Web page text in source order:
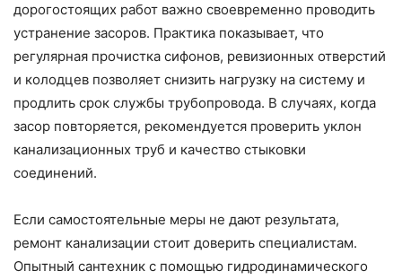
дорогостоящих работ важно своевременно проводить
устранение засоров. Практика показывает, что
регулярная прочистка сифонов, ревизионных отверстий
и колодцев позволяет снизить нагрузку на систему и
продлить срок службы трубопровода. В случаях, когда
засор повторяется, рекомендуется проверить уклон
канализационных труб и качество стыковки
соединений.
Если самостоятельные меры не дают результата,
ремонт канализации стоит доверить специалистам.
Опытный сантехник с помощью гидродинамического